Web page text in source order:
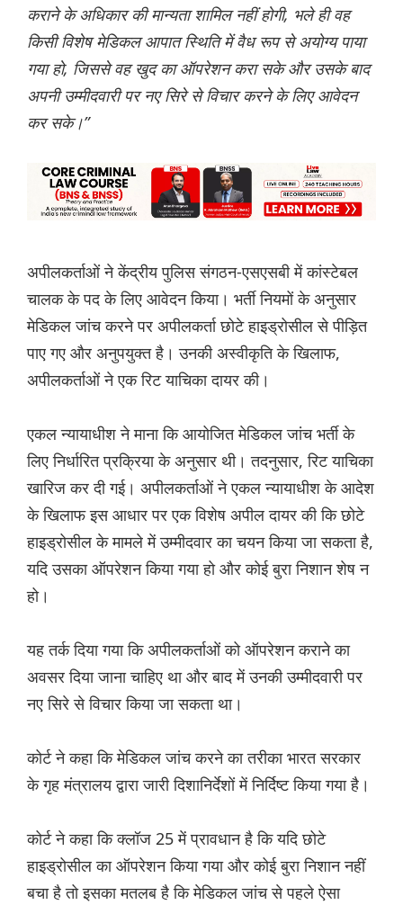
कराने के अधिकार की मान्यता शामिल नहीं होगी, भले ही वह
किसी विशेष मेडिकल आपात स्थिति में वैध रूप से अयोग्य पाया
गया हो, जिससे वह खुद का ऑपरेशन करा सके और उसके बाद
अपनी उम्मीदवारी पर नए सिरे से विचार करने के लिए आवेदन
कर सके।”
अपीलकर्ताओं ने केंद्रीय पुलिस संगठन-एसएसबी में कांस्टेबल
चालक के पद के लिए आवेदन किया। भर्ती नियमों के अनुसार
मेडिकल जांच करने पर अपीलकर्ता छोटे हाइड्रोसील से पीड़ित
पाए गए और अनुपयुक्त है। उनकी अस्वीकृति के खिलाफ,
अपीलकर्ताओं ने एक रिट याचिका दायर की।
एकल न्यायाधीश ने माना कि आयोजित मेडिकल जांच भर्ती के
लिए निर्धारित प्रक्रिया के अनुसार थी। तदनुसार, रिट याचिका
खारिज कर दी गई। अपीलकर्ताओं ने एकल न्यायाधीश के आदेश
के खिलाफ इस आधार पर एक विशेष अपील दायर की कि छोटे
हाइड्रोसील के मामले में उम्मीदवार का चयन किया जा सकता है,
यदि उसका ऑपरेशन किया गया हो और कोई बुरा निशान शेष न
हो।
यह तर्क दिया गया कि अपीलकर्ताओं को ऑपरेशन कराने का
अवसर दिया जाना चाहिए था और बाद में उनकी उम्मीदवारी पर
नए सिरे से विचार किया जा सकता था।
कोर्ट ने कहा कि मेडिकल जांच करने का तरीका भारत सरकार
के गृह मंत्रालय द्वारा जारी दिशानिर्देशों में निर्दिष्ट किया गया है।
कोर्ट ने कहा कि क्लॉज 25 में प्रावधान है कि यदि छोटे
हाइड्रोसील का ऑपरेशन किया गया और कोई बुरा निशान नहीं
बचा है तो इसका मतलब है कि मेडिकल जांच से पहले ऐसा